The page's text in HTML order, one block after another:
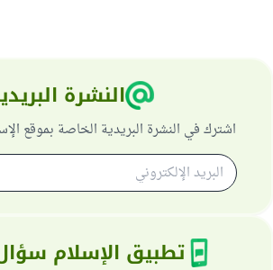
النشرة
اشترك في النشرة البريدية الخاصة بموقع
تطبيق الإسلام